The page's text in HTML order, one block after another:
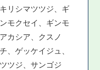
リシマツツジ、ギ
モクセイ、ギンモ
カシア、クスノ
、ゲッケイジュ、
ツジ、サンゴジ